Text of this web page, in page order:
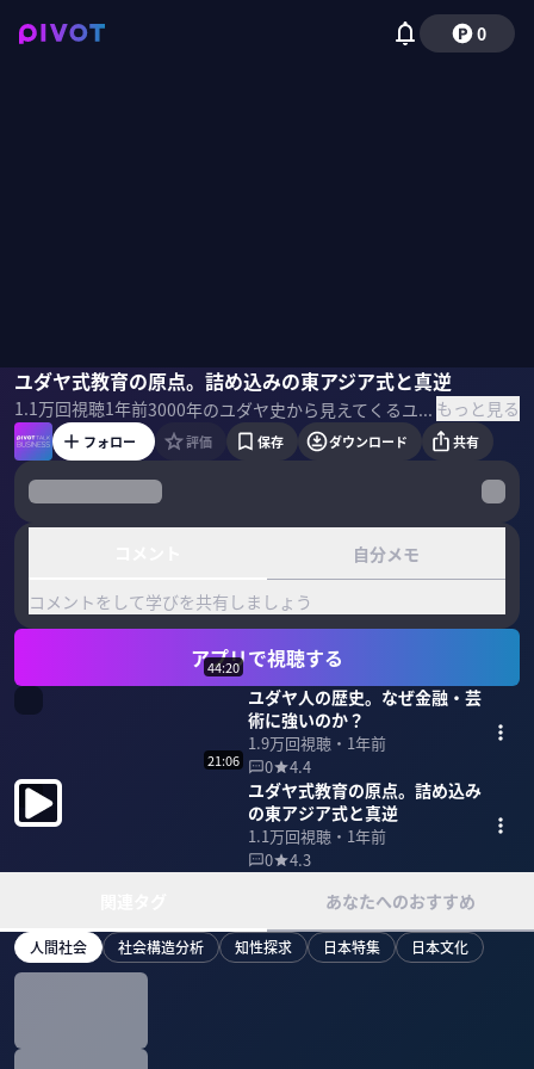
0
ユダヤ式教育の原点。詰め込みの東アジア式と真逆
1.1万回視聴1年前 3000年のユダヤ史から見えてくるユダヤ人の原点や特徴とは何か？なぜ金融や・芸術に長けているのか？世界での影響力が強いのか？『ユダヤ人の歴史』の著者で、東京大学教授の鶴見太郎氏に聞いた。 ＜ゲスト＞ 鶴見 太郎｜東京大学准教授 東京大学大学院総合文化研究科博士課程修了。日本学術振興会特別研究員、エルサレム・ヘブライ大学大学客員研究員、ニューヨーク大学大学客員研究員、埼玉大学准教授などを経て、現職。 ＜参考書籍＞ 『ユダヤ人の歴史』 ※このリンクはAmazonアソシエイトリンクを使用しています もっと見る
鶴見太郎佐々木紀彦
フォロー 評価 保存 ダウンロード 共有
自分メモ
コメントをして学びを共有しましょう
アプリで視聴する
44:20
ユダヤ人の歴史。なぜ金融・芸
術に強いのか？
1.9万回視聴・ 1年前
0
4.4
21:06
ユダヤ式教育の原点。詰め込み
の東アジア式と真逆
1.1万回視聴・ 1年前
0
4.3
あなたへのおすすめ
人間社会 社会構造分析 知性探求 日本特集 日本文化